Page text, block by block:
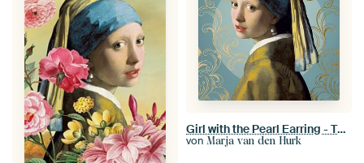
Girl with the Pearl Earring - The Blue Edition
von Marja van den Hurk